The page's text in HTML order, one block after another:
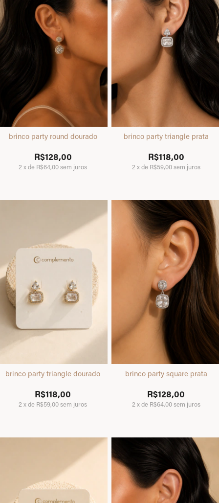
brinco party round dourado
R$128,00
2 xde R$64,00sem juros
brinco party triangle prata
R$118,00
2 xde R$59,00sem juros
brinco party triangle dourado
R$118,00
2 xde R$59,00sem juros
brinco party square prata
R$128,00
2 xde R$64,00sem juros